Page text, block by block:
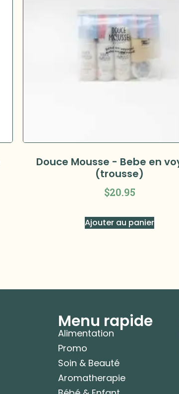
Douce Mousse - Bebe en
(trousse)
$20.95
Ajouter au panier
Menu rapide
Alimentation
Promo
Soin & Beauté
Aromatherapie